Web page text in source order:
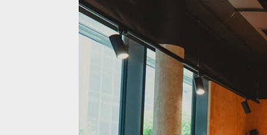
Nová prodejna Velocity Westend posouvá zážitek z
Nová prodejna Velocity Westend posouvá zážitek
Nová prodejna Velocity Westend posouvá zážitek